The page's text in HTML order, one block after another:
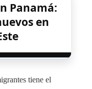
Panamá:
en
tiene el